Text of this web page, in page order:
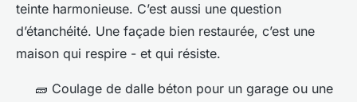
teinte harmonieuse. C’est aussi une question
d’étanchéité. Une façade bien restaurée, c’est une
maison qui respire - et qui résiste.
🧱 Coulage de dalle béton pour un garage ou une